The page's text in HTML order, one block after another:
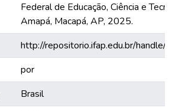
Federal de Educação, Ciência e
Amapá, Macapá, AP, 2025.
http://repositorio.ifap.edu.br/
por
Brasil